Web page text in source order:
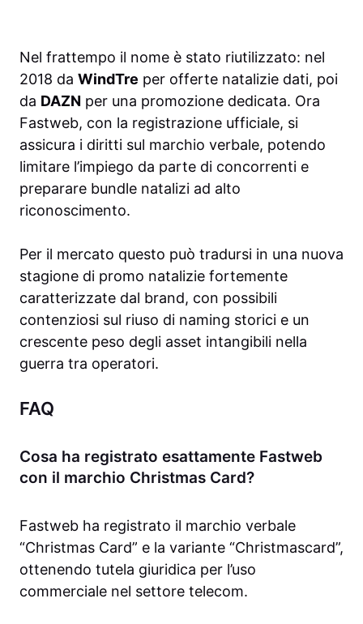
Nel frattempo il nome è stato riutilizzato: nel
2018 da WindTre per offerte natalizie dati, poi
da DAZN per una promozione dedicata. Ora
Fastweb, con la registrazione ufficiale, si
assicura i diritti sul marchio verbale, potendo
limitare l’impiego da parte di concorrenti e
preparare bundle natalizi ad alto
riconoscimento.
Per il mercato questo può tradursi in una nuova
stagione di promo natalizie fortemente
caratterizzate dal brand, con possibili
contenziosi sul riuso di naming storici e un
crescente peso degli asset intangibili nella
guerra tra operatori.
FAQ
Cosa ha registrato esattamente Fastweb
con il marchio Christmas Card?
Fastweb ha registrato il marchio verbale
“Christmas Card” e la variante “Christmascard”,
ottenendo tutela giuridica per l’uso
commerciale nel settore telecom.